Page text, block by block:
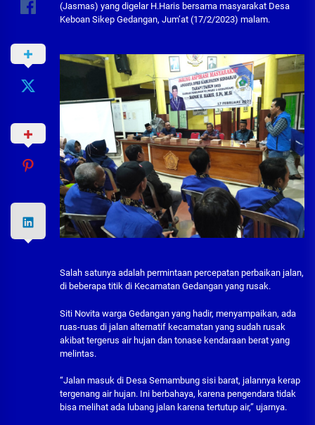
(Jasmas) yang digelar H.Haris bersama masyarakat Desa
Keboan Sikep Gedangan, Jum’at (17/2/2023) malam.
Salah satunya adalah permintaan percepatan perbaikan jalan,
di beberapa titik di Kecamatan Gedangan yang rusak.
Siti Novita warga Gedangan yang hadir, menyampaikan, ada
ruas-ruas di jalan alternatif kecamatan yang sudah rusak
akibat tergerus air hujan dan tonase kendaraan berat yang
melintas.
“Jalan masuk di Desa Semambung sisi barat, jalannya kerap
tergenang air hujan. Ini berbahaya, karena pengendara tidak
bisa melihat ada lubang jalan karena tertutup air,” ujarnya.